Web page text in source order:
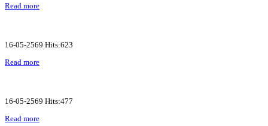
Read more
16-05-2569 Hits:623
Read more
16-05-2569 Hits:477
Read more